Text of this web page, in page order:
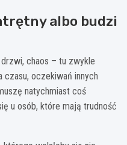
albo budzi
chaos – tu zwykle
oczekiwań innych
natychmiast coś
u osób, które mają trudność